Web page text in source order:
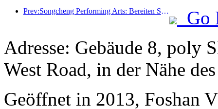
Prev:Songcheng Performing Arts: Bereiten Sie sich auf Markt- und Veranstaltungsinhalte während der touristischen Hochsaison im Sommer vor
Go
Adresse: Gebäude 8, poly
West Road, in der Nähe
Geöffnet in 2013, Foshan